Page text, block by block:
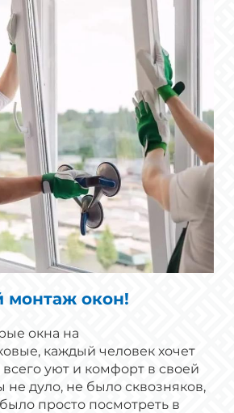
монтаж окон!
окна на
каждый человек хочет
уют и комфорт в своей
не дуло, не было сквозняков,
просто посмотреть в